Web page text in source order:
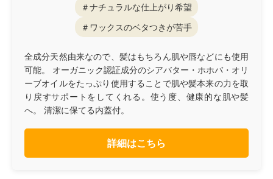
＃ナチュラルな仕上がり希望
＃ワックスのベタつきが苦手
全成分天然由来なので、髪はもちろん肌や唇などにも使用
可能。 オーガニック認証成分のシアバター・ホホバ・オリ
ーブオイルをたっぷり使用することで肌や髪本来の力を取
り戻すサポートをしてくれる。使う度、健康的な肌や髪
へ。 清潔に保てる内蓋付。
詳細はこちら